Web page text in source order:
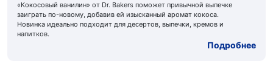
«Кокосовый ванилин» от Dr. Bakers поможет привычной выпечке
заиграть по-новому, добавив ей изысканный аромат кокоса.
Новинка идеально подходит для десертов, выпечки, кремов и
напитков.
Подробнее